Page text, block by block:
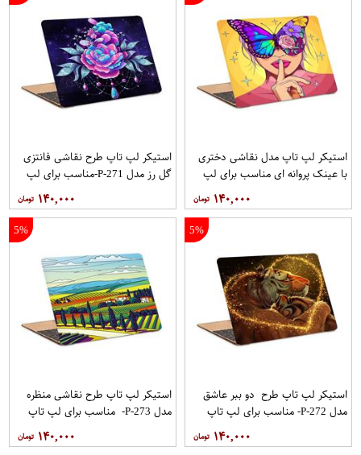
استیکر لپ تاپ مدل نقاشی دختری
با عینک پروانه ای مناسب برای لپ
۱۴۰,۰۰۰
استیکر لپ تاپ طرح نقاشی فانتزی
گل رز مدل P-271-مناسب برای لپ
۱۴۰,۰۰۰
5%
استیکر لپ تاپ طرح دو ببر عاشق
مدل P-272- مناسب برای لپ تاپ
۱۴۰,۰۰۰
5%
استیکر لپ تاپ طرح نقاشی منظره
مدل P-273- مناسب برای لپ تاپ
۱۴۰,۰۰۰